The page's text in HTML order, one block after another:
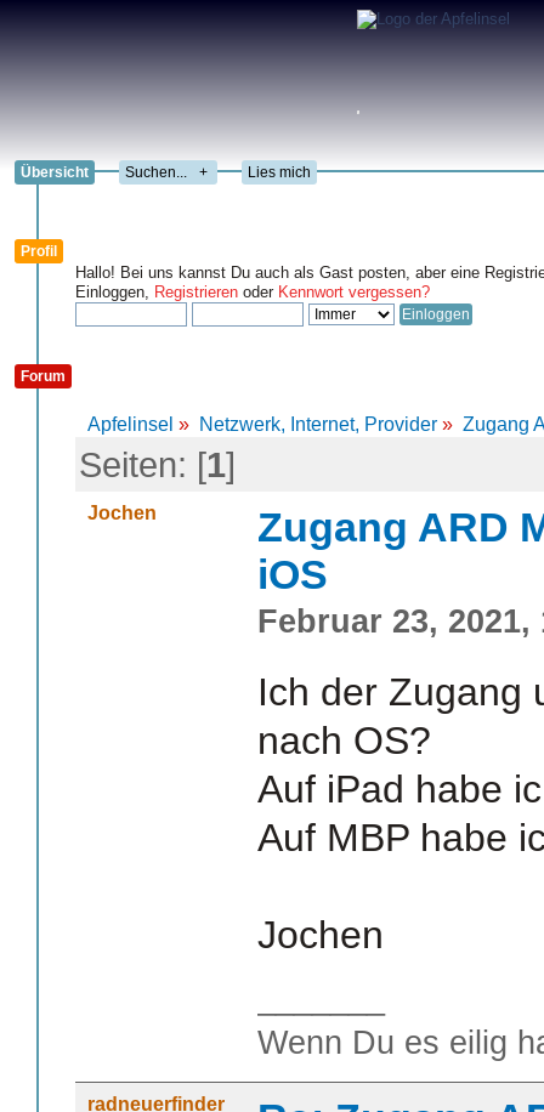
Übersicht + Lies mich
Profil
Hallo! Bei uns kannst Du auch als Gast posten, aber eine
Einloggen, Registrieren oder Kennwort vergessen?
Forum
Apfelinsel » Netzwerk, Internet, Provider » Zugang
Seiten: [1]
Jochen
Zugang ARD
iOS
Februar 23, 2021,
Ich der Zugang
nach OS?
Auf iPad habe
Auf MBP habe
Jochen
Wenn Du es eilig
radneuerfinder